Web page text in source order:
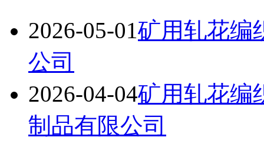
2026-05-01矿用轧花编
公司
2026-04-04矿用轧花
制品有限公司